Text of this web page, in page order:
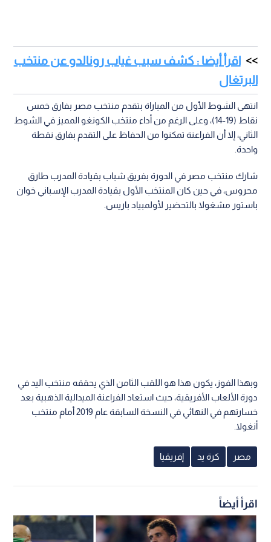
اقرأ أيضا : كشف سبب غياب رونالدو عن منتخب
البرتغال
انتهى الشوط الأول من المباراة بتقدم منتخب مصر بفارق خمس
نقاط (19-14)، وعلى الرغم من أداء منتخب الكونغو المميز في الشوط
الثاني، إلا أن الفراعنة تمكنوا من الحفاظ على التقدم بفارق نقطة
واحدة.
شارك منتخب مصر في الدورة بفريق شباب بقيادة المدرب طارق
محروس، في حين كان المنتخب الأول بقيادة المدرب الإسباني خوان
باستور مشغولا بالتحضير لأولمبياد باريس.
وبهذا الفوز، يكون هذا هو اللقب الثامن الذي يحققه منتخب اليد في
دورة الألعاب الأفريقية، حيث استعاد الفراعنة الميدالية الذهبية بعد
خسارتهم في النهائي في النسخة السابقة عام 2019 أمام منتخب
أنغولا.
مصر كرة يد إفريقيا
اقرأ أيضاً